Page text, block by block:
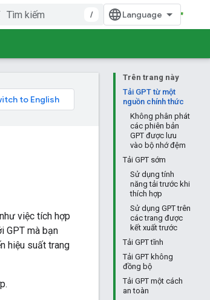
/
Trên trang này
Tải GPT từ một
nguồn chính thức
Không phân phát
các phiên bản
GPT được lưu
vào bộ nhớ đệm
Tải GPT sớm
Sử dụng tính
năng tải trước khi
thích hợp
Sử dụng GPT trên
các trang được
kết xuất trước
Tải GPT tĩnh
Tải GPT không
đồng bộ
Tải GPT một cách
an toàn
việc tích hợp
GPT mà bạn
hiệu suất trang